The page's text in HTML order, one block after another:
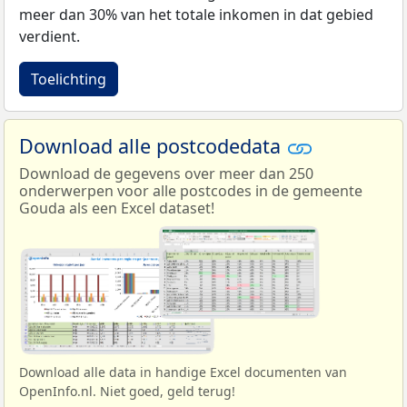
meer dan 30% van het totale inkomen in dat gebied
verdient.
Toelichting
Download alle postcodedata
Download de gegevens over meer dan 250
onderwerpen voor alle postcodes in de gemeente
Gouda als een Excel dataset!
Download alle data in handige Excel documenten van
OpenInfo.nl. Niet goed, geld terug!